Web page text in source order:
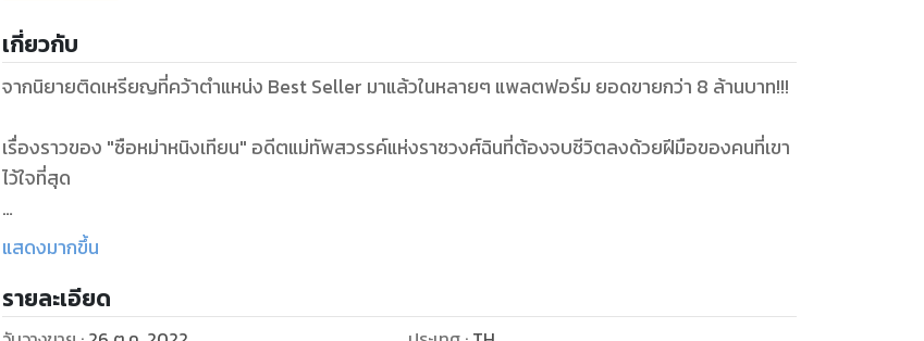
เกี่ยวกับ
จากนิยายติดเหรียญที่คว้าตำแหน่ง Best Seller มาแล้วในหลายๆ แพลตฟอร์ม ยอดขายกว่า 8 ล้านบาท!!!
เรื่องราวของ "ซือหม่าหนิงเทียน" อดีตแม่ทัพสวรรค์แห่งราชวงศ์ฉินที่ต้องจบชีวิตลงด้วยฝีมือของคนที่เขา
ไว้ใจที่สุด
แต่โชคชะตาก็ไม่ได้ใจร้ายกับเขานัก
หนิงเทียนได้เกิดใหม่ในโลกพิศดารที่เต็มไปด้วยเรื่องเหลือเชื่อ และภารกิจในชาติภพใหม่ของเขาคือ จะไม่
ยอมอยู่ใต้อำนาจของใครอีกแล้ว เขาจะอยู่เหนือคนทั้งโลก!!!
แสดงมากขึ้น
รายละเอียด